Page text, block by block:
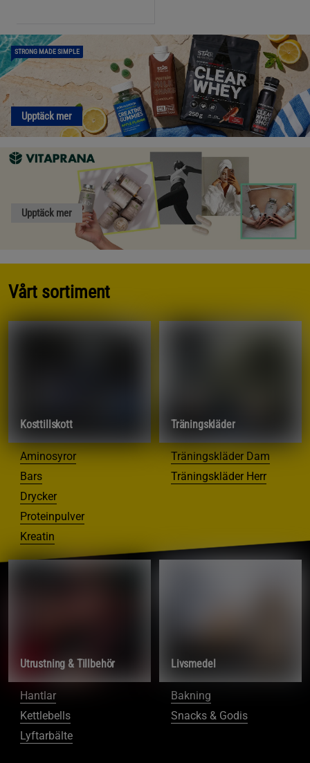
STRONG MADE SIMPLE
Upptäck mer
Upptäck mer
Vårt sortiment
Kosttillskott
Aminosyror
Bars
Drycker
Proteinpulver
Kreatin
Träningskläder
Träningskläder Dam
Träningskläder Herr
Utrustning & Tillbehör
Hantlar
Kettlebells
Lyftarbälte
Livsmedel
Bakning
Snacks & Godis